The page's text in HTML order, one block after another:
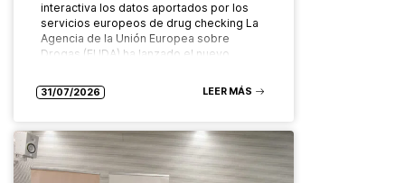
interactiva los datos aportados por los
servicios europeos de drug checking La
Agencia de la Unión Europea sobre
Drogas (EUDA) ha lanzado el nuevo…
31/07/2026 LEER MÁS